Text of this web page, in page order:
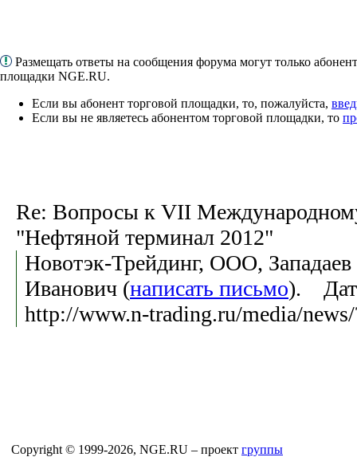
Размещать ответы на сообщения форума могут только
площадки NGE.RU.
Если вы абонент торговой площадки, то, пожалуйста,
Если вы не являетесь абонентом торговой площадки, то
Re: Вопросы к VII
"Нефтяной терминал 2012"
Новотэк-Трейдинг, ООО,
Иванович (написать письмо).
http://www.n-trading.ru/media/
Copyright © 1999-2026, NGE.RU – проект группы